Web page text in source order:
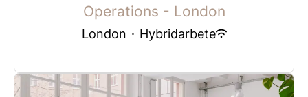
Operations - London
London · Hybridarbete